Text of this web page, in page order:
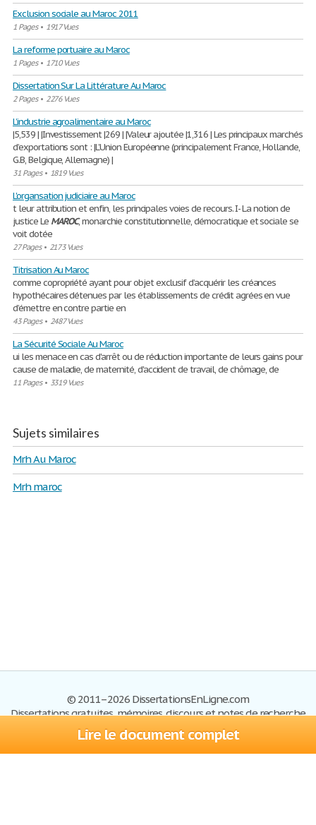
Lire le document complet
Exclusion sociale au Maroc 2011
1 Pages• 1917 Vues
La reforme portuaire au Maroc
1 Pages• 1710 Vues
Dissertation Sur La Littérature Au Maroc
2 Pages• 2276 Vues
L’industrie agroalimentaire au Maroc
|5,539 | |Investissement |269 | |Valeur ajoutée |1,316 | Les principaux marchés
d’exportations sont : |L’Union Européenne (principalement France, Hollande,
G.B, Belgique, Allemagne) |
31 Pages• 1819 Vues
L'organsation judiciaire au Maroc
t leur attribution et enfin, les principales voies de recours. I- La notion de
justice Le MAROC, monarchie constitutionnelle, démocratique et sociale se
voit dotée
27 Pages• 2173 Vues
Titrisation Au Maroc
comme copropriété ayant pour objet exclusif d’acquérir les créances
hypothécaires détenues par les établissements de crédit agrées en vue
d’émettre en contre partie en
43 Pages• 2487 Vues
La Sécurité Sociale Au Maroc
ui les menace en cas d'arrêt ou de réduction importante de leurs gains pour
cause de maladie, de maternité, d'accident de travail, de chômage, de
11 Pages• 3319 Vues
Sujets similaires
Mrh Au Maroc
Mrh maroc
© 2011–2026 DissertationsEnLigne.com
Dissertations gratuites, mémoires, discours et notes de recherche